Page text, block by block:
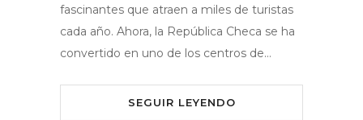
fascinantes que atraen a miles de turistas
cada año. Ahora, la República Checa se ha
convertido en uno de los centros de…
SEGUIR LEYENDO